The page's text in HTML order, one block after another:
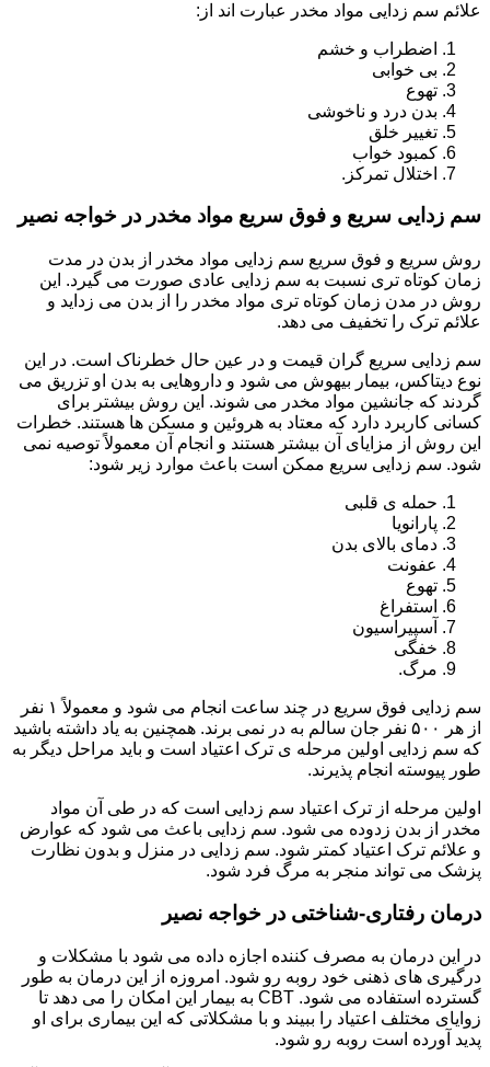
علائم سم زدایی مواد مخدر عبارت اند از:
اضطراب و خشم
بی خوابی
تهوع
بدن درد و ناخوشی
تغییر خلق
کمبود خواب
اختلال تمرکز.
سم زدایی سریع و فوق سریع مواد مخدر در خواجه نصیر
روش سریع و فوق سریع سم زدایی مواد مخدر از بدن در مدت
زمان کوتاه تری نسبت به سم زدایی عادی صورت می گیرد. این
روش در مدن زمان کوتاه تری مواد مخدر را از بدن می زداید و
علائم ترک را تخفیف می دهد.
سم زدایی سریع گران قیمت و در عین حال خطرناک است. در این
نوع دیتاکس، بیمار بیهوش می شود و داروهایی به بدن او تزریق می
گردند که جانشین مواد مخدر می شوند. این روش بیشتر برای
کسانی کاربرد دارد که معتاد به هروئین و مسکن ها هستند. خطرات
این روش از مزایای آن بیشتر هستند و انجام آن معمولاً توصیه نمی
شود. سم زدایی سریع ممکن است باعث موارد زیر شود:
حمله ی قلبی
پارانویا
دمای بالای بدن
عفونت
تهوع
استفراغ
آسپیراسیون
خفگی
مرگ.
سم زدایی فوق سریع در چند ساعت انجام می شود و معمولاً ۱ نفر
از هر ۵۰۰ نفر جان سالم به در نمی برند. همچنین به یاد داشته باشید
که سم زدایی اولین مرحله ی ترک اعتیاد است و باید مراحل دیگر به
طور پیوسته انجام پذیرند.
اولین مرحله از ترک اعتیاد سم زدایی است که در طی آن مواد
مخدر از بدن زدوده می شود. سم زدایی باعث می شود که عوارض
و علائم ترک اعتیاد کمتر شود. سم زدایی در منزل و بدون نظارت
پزشک می تواند منجر به مرگ فرد شود.
درمان رفتاری-شناختی در خواجه نصیر
در این درمان به مصرف کننده اجازه داده می شود با مشکلات و
درگیری های ذهنی خود روبه رو شود. امروزه از این درمان به طور
گسترده استفاده می شود. CBT به بیمار این امکان را می دهد تا
زوایای مختلف اعتیاد را ببیند و با مشکلاتی که این بیماری برای او
پدید آورده است روبه رو شود.